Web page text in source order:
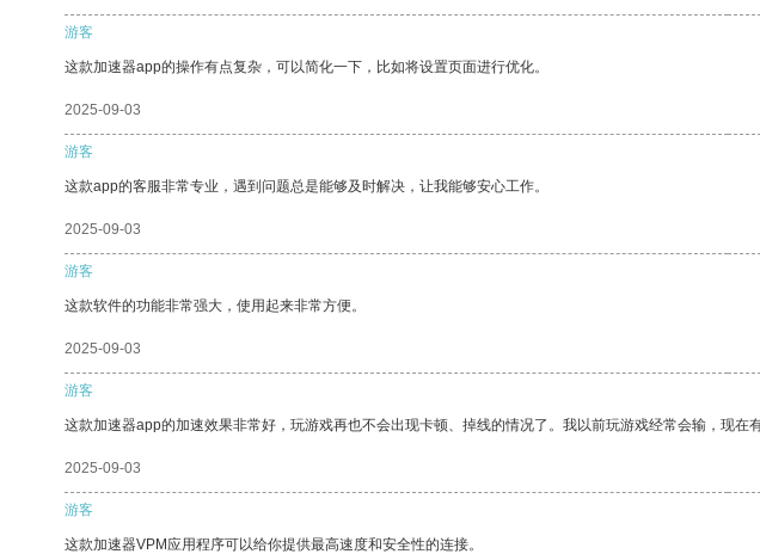
游客
这款加速器app的操作有点复杂，可以简化一下，比如将设置页面进行优化。
2025-09-03
游客
这款app的客服非常专业，遇到问题总是能够及时解决，让我能够安心工作。
2025-09-03
游客
这款软件的功能非常强大，使用起来非常方便。
2025-09-03
游客
这款加速器app的加速效果非常好，玩游戏再也不会出现卡顿、掉线的情况了。我以前玩游戏经常会输，现在
2025-09-03
游客
这款加速器VPM应用程序可以给你提供最高速度和安全性的连接。